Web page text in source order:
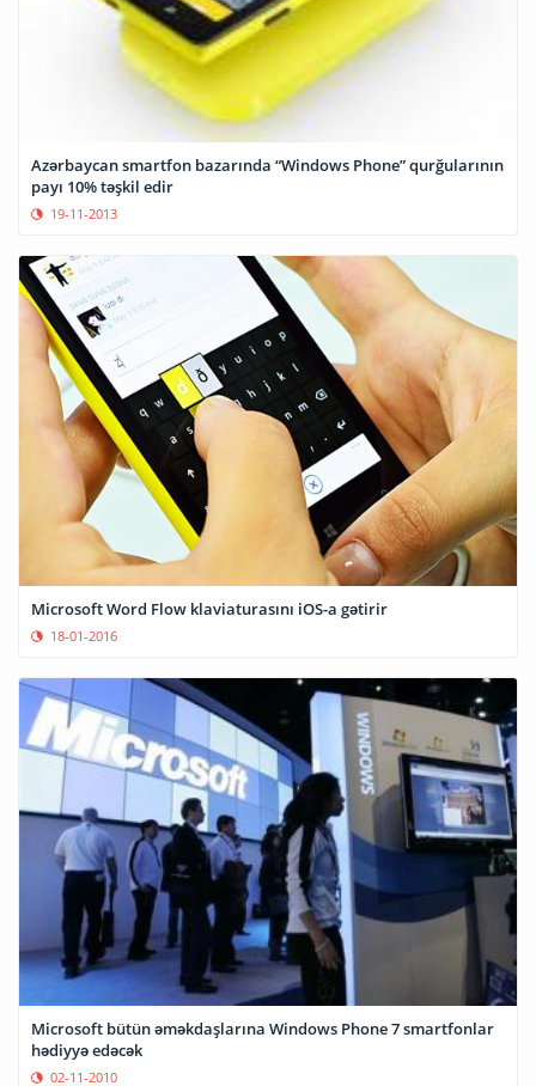
Azərbaycan smartfon bazarında “Windows Phone” qurğularının
payı 10% təşkil edir
19-11-2013
Microsoft Word Flow klaviaturasını iOS-a gətirir
18-01-2016
Microsoft bütün əməkdaşlarına Windows Phone 7 smartfonlar
hədiyyə edəcək
02-11-2010